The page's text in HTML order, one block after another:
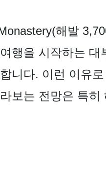
해발
행을 시작하는
니다. 이런 이유
보는 전망은 특히